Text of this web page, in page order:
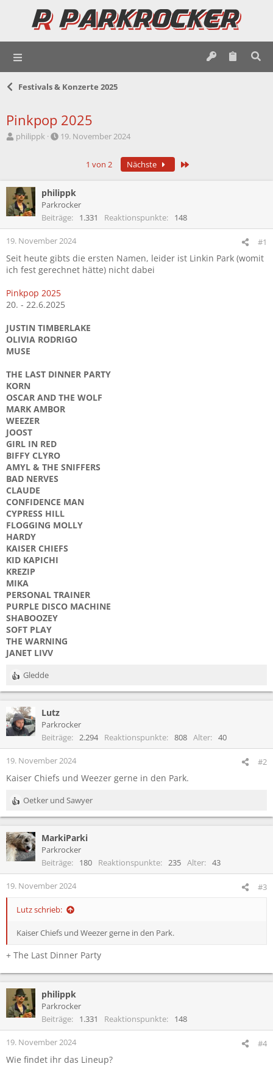
Festivals & Konzerte 2025
Pinkpop 2025
E
l
l
e
philippk
E
l
l
t
a
19. November 2024
1 von 2 Nächste
philippk
Parkrocker
Beiträge
1.331 Reaktionspunkte 148
19. November 2024 #1
Seit heute gibts die ersten Namen, leider ist Linkin Park (womit
ich fest gerechnet hätte) nicht dabei
Pinkpop 2025
20. - 22.6.2025
JUSTIN TIMBERLAKE
OLIVIA RODRIGO
MUSE
THE LAST DINNER PARTY
KORN
OSCAR AND THE WOLF
MARK AMBOR
WEEZER
JOOST
GIRL IN RED
BIFFY CLYRO
AMYL & THE SNIFFERS
BAD NERVES
CLAUDE
CONFIDENCE MAN
CYPRESS HILL
FLOGGING MOLLY
HARDY
KAISER CHIEFS
KID KAPICHI
KREZIP
MIKA
PERSONAL TRAINER
PURPLE DISCO MACHINE
SHABOOZEY
SOFT PLAY
THE WARNING
JANET LIVV
R
e
k
t
i
n
n
Gledde
Lutz
Parkrocker
Beiträge
2.294 Reaktionspunkte 808 Alter 40
19. November 2024 #2
Kaiser Chiefs und Weezer gerne in den Park.
R
e
k
t
i
n
Oetker und Sawyer
MarkiParki
Parkrocker
Beiträge
180 Reaktionspunkte 235 Alter 43
19. November 2024 #3
Lutz schrieb:
Kaiser Chiefs und Weezer gerne in den Park.
+ The Last Dinner Party
philippk
Parkrocker
Beiträge
1.331 Reaktionspunkte 148
19. November 2024 #4
Wie findet ihr das Lineup?